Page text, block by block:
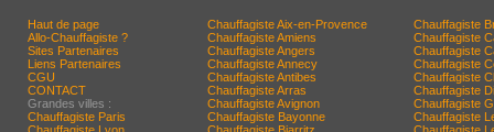
Haut de page
Allo-Chauffagiste ?
Sites Partenaires
Liens Partenaires
CGU
CONTACT
Grandes villes :
Chauffagiste Paris
Chauffagiste Aix-en-Provence
Chauffagiste Amiens
Chauffagiste Angers
Chauffagiste Annecy
Chauffagiste Antibes
Chauffagiste Arras
Chauffagiste Avignon
Chauffagiste Bayonne
Chauffagiste
Chauffagiste
Chauffagiste
Chauffagiste
Chauffagiste
Chauffagiste
Chauffagiste
Chauffagiste